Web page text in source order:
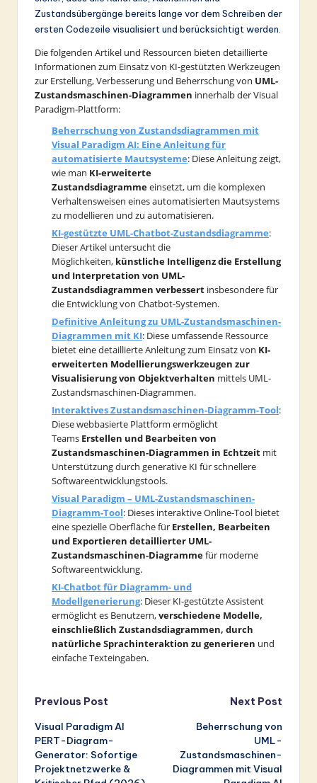
Zustandsübergänge bereits lange vor dem Schreiben der
ersten Codezeile visualisiert und berücksichtigt werden.
Die folgenden Artikel und Ressourcen bieten detaillierte
Informationen zum Einsatz von KI-gestützten Werkzeugen
zur Erstellung, Verbesserung und Beherrschung von UML-
Zustandsmaschinen-Diagrammen innerhalb der Visual
Paradigm-Plattform:
Beherrschung von Zustandsdiagrammen mit
Visual Paradigm AI: Eine Anleitung für
automatisierte Mautsysteme: Diese Anleitung zeigt,
wie man KI-erweiterte
Zustandsdiagrammeeinsetzt, um die komplexen
Verhaltensweisen eines automatisierten Mautsystems
zu modellieren und zu automatisieren.
KI-gestützte UML-Chatbot-Zustandsdiagramme:
Dieser Artikel untersucht die
Möglichkeiten, künstliche Intelligenz die Erstellung
und Interpretation von UML-
Zustandsdiagrammen verbessert insbesondere für
die Entwicklung von Chatbot-Systemen.
Definitive Anleitung zu UML-Zustandsmaschinen-
Diagrammen mit KI: Diese umfassende Ressource
bietet eine detaillierte Anleitung zum Einsatz von KI-
erweiterten Modellierungswerkzeugen zur
Visualisierung von Objektverhalten mittels UML-
Zustandsmaschinen-Diagrammen.
Interaktives Zustandsmaschinen-Diagramm-Tool:
Diese webbasierte Plattform ermöglicht
Teams Erstellen und Bearbeiten von
Zustandsmaschinen-Diagrammen in Echtzeit mit
Unterstützung durch generative KI für schnellere
Softwareentwicklungstools.
Visual Paradigm – UML-Zustandsmaschinen-
Diagramm-Tool: Dieses interaktive Online-Tool bietet
eine spezielle Oberfläche für Erstellen, Bearbeiten
und Exportieren detaillierter UML-
Zustandsmaschinen-Diagrammefür moderne
Softwareentwicklung.
KI-Chatbot für Diagramm- und
Modellgenerierung: Dieser KI-gestützte Assistent
ermöglicht es Benutzern,verschiedene Modelle,
einschließlich Zustandsdiagrammen, durch
natürliche Sprachinteraktion zu generieren und
einfache Texteingaben.
Post
navigation
Previous Post
Visual Paradigm AI
PERT-Diagram-
Generator: Sofortige
Projektnetzwerke &
Next Post
Beherrschung von
UML-
Zustandsmaschinen-
Diagrammen mit Visual